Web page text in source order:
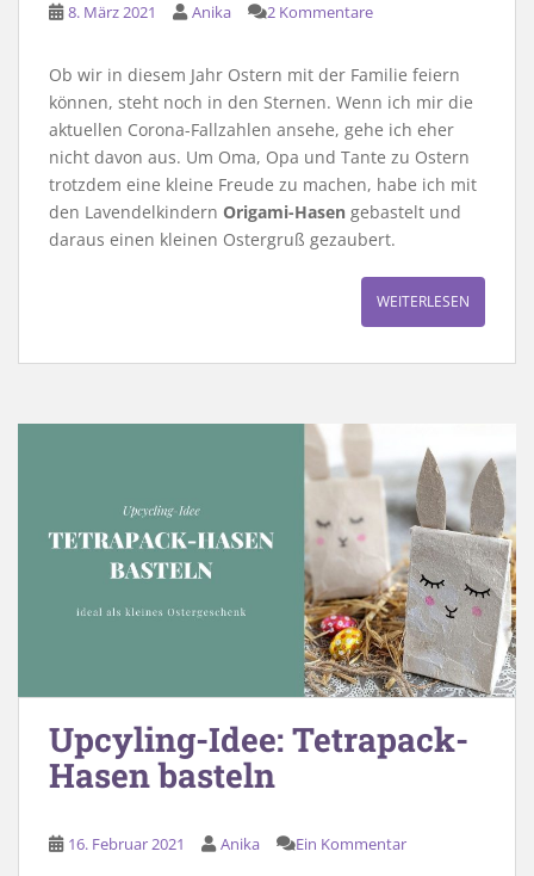
8. März 2021 Anika 2 Kommentare
Ob wir in diesem Jahr Ostern mit der Familie feiern
können, steht noch in den Sternen. Wenn ich mir die
aktuellen Corona-Fallzahlen ansehe, gehe ich eher
nicht davon aus. Um Oma, Opa und Tante zu Ostern
trotzdem eine kleine Freude zu machen, habe ich mit
den Lavendelkindern Origami-Hasen gebastelt und
daraus einen kleinen Ostergruß gezaubert.
WEITERLESEN
Upcyling-Idee: Tetrapack-
Hasen basteln
16. Februar 2021 Anika Ein Kommentar